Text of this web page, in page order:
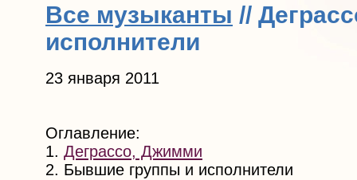
Все музыканты //
исполнители
23 января 2011
Оглавление:
1. Деграссо, Джимми
2. Бывшие группы и исполнители